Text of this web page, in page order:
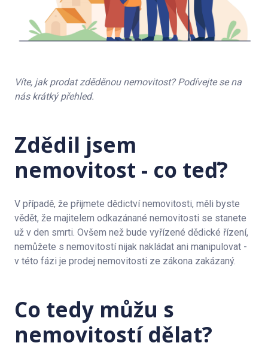
Víte, jak prodat zděděnou nemovitost? Podívejte se na
nás krátký přehled.
Zdědil jsem
nemovitost - co teď?
V případě, že přijmete dědictví nemovitosti, měli byste
vědět, že majitelem odkazánané nemovitosti se stanete
už v den smrti. Ovšem než bude vyřízené dědické řízení,
nemůžete s nemovitostí nijak nakládat ani manipulovat -
v této fázi je prodej nemovitosti ze zákona zakázaný.
Co tedy můžu s
nemovitostí dělat?